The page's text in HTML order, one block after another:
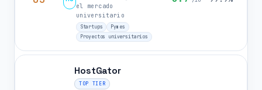
el mercado
universitario
Startups
Pymes
Proyectos universitarios
HostGator
TOP TIER